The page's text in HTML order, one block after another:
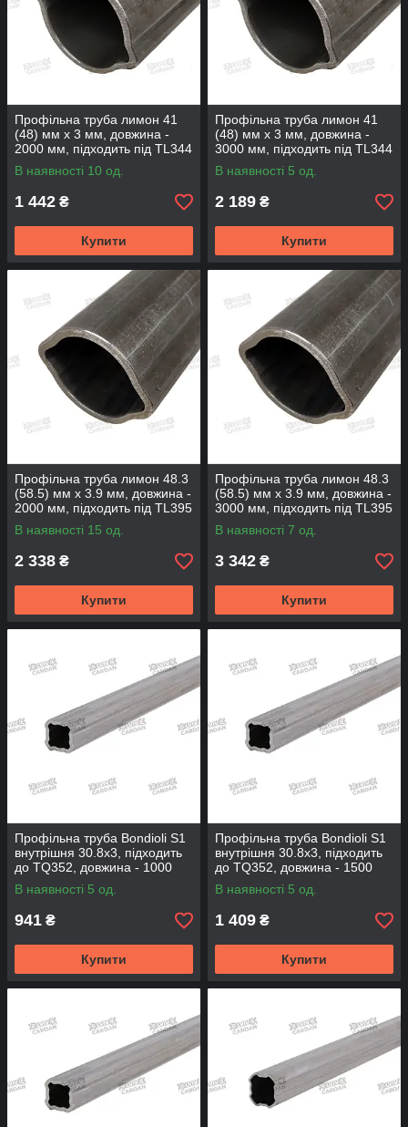
Профільна труба лимон 41
(48) мм х 3 мм, довжина -
2000 мм, підходить під TL344
(TL413-2000)
В наявності 10 од.
1 442 ₴
Купити
Профільна труба лимон 41
(48) мм х 3 мм, довжина -
3000 мм, підходить під TL344
(TL413-3000)
В наявності 5 од.
2 189 ₴
Купити
Профільна труба лимон 48.3
(58.5) мм х 3.9 мм, довжина -
2000 мм, підходить під TL395
(TL484-2000)
В наявності 15 од.
2 338 ₴
Купити
Профільна труба лимон 48.3
(58.5) мм х 3.9 мм, довжина -
3000 мм, підходить під TL395
(TL484-3000)
В наявності 7 од.
3 342 ₴
Купити
Профільна труба Bondioli S1
внутрішня 30.8x3, підходить
до TQ352, довжина - 1000
мм (TQ308-100)
В наявності 5 од.
941 ₴
Купити
Профільна труба Bondioli S1
внутрішня 30.8x3, підходить
до TQ352, довжина - 1500
мм (TQ308-150)
В наявності 5 од.
1 409 ₴
Купити